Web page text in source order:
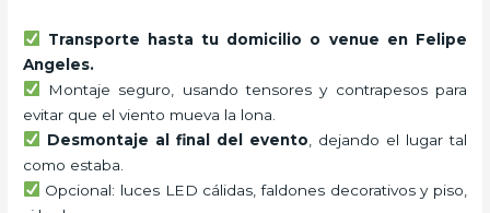
Transporte hasta tu domicilio o venue en Felipe
Angeles.
Montaje seguro, usando tensores y contrapesos para
evitar que el viento mueva la lona.
Desmontaje al final del evento , dejando el lugar tal
como estaba.
Opcional: luces LED cálidas, faldones decorativos y piso,